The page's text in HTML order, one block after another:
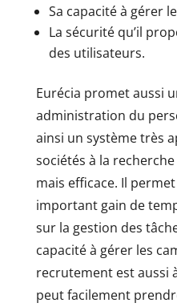
Sa capacité à gérer
La sécurité qu’il
des utilisateurs.
Eurécia promet aussi
administration du
ainsi un système très
sociétés à la
mais efficace. Il
important gain de
sur la gestion des
capacité à gérer les
recrutement est aussi
peut facilement